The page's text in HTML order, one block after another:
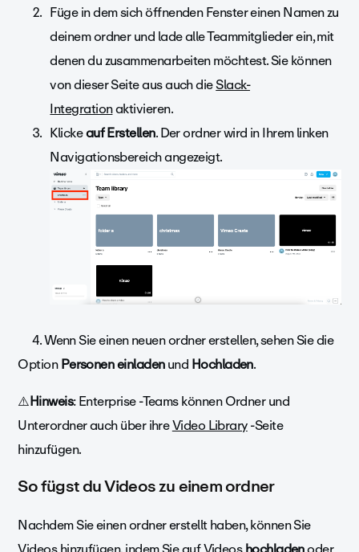
Füge in dem sich öffnenden Fenster einen Namen zu
deinem ordner und lade alle Teammitglieder ein, mit
denen du zusammenarbeiten möchtest. Sie können
von dieser Seite aus auch dieSlack-
Integrationaktivieren.
Klickeauf Erstellen. Der ordner wird in Ihrem linken
Navigationsbereich angezeigt.
4. Wenn Sie einen neuen ordner erstellen, sehen Sie die
OptionPersonen einladenundHochladen.
⚠️Hinweis: Enterprise -Teams können Ordner und
Unterordner auch über ihreVideo Library-Seite
hinzufügen.
So fügst du Videos zu einem ordner
Nachdem Sie einen ordner erstellt haben, können Sie